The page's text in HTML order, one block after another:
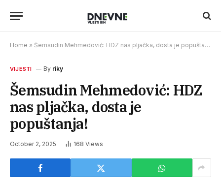
Home » Šemsudin Mehmedović: HDZ nas pljačka, dosta je popuštanja!
VIJESTI By riky
Šemsudin Mehmedović: HDZ
nas pljačka, dosta je
popuštanja!
October 2, 2025 168 Views